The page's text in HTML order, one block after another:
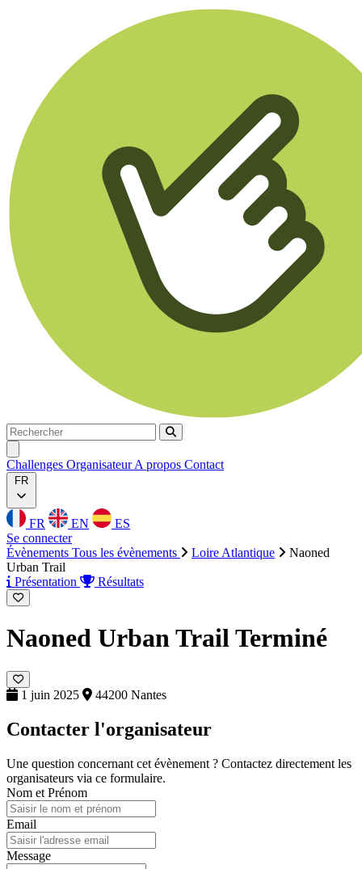
Rechercher
Rechercher
Challenges OrganisateurA propos Contact
FR
FR EN
ES
Se connecter
Évènements Tous les évènements Loire Atlantique
Naoned
Urban Trail
Présentation
Résultats
Naoned Urban TrailTerminé
1 juin 2025 44200 Nantes
Contacter l'organisateur
Une question concernant cet évènement ? Contactez directement les
organisateurs via ce formulaire.
Nom et Prénom
Email
Message